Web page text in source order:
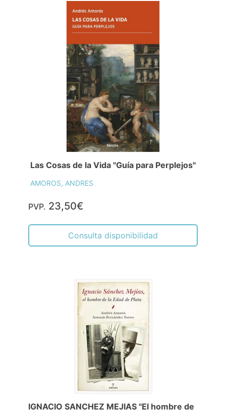
Las Cosas de la Vida "Guía para Perplejos"
AMOROS, ANDRES
PVP. 23,50€
Consulta disponibilidad
IGNACIO SANCHEZ MEJIAS "El hombre de